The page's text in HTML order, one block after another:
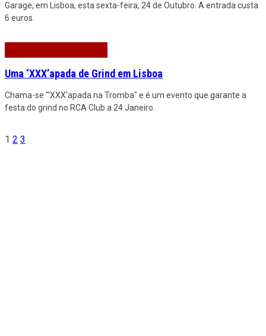
Garage, em Lisboa, esta sexta-feira, 24 de Outubro. A entrada custa
6 euros.
Uma ‘XXX’apada de Grind em Lisboa
Chama-se "'XXX'apada na Tromba" e é um evento que garante a
festa do grind no RCA Club a 24 Janeiro.
1 2 3